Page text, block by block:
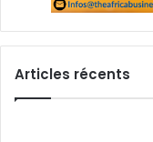
Articles récents